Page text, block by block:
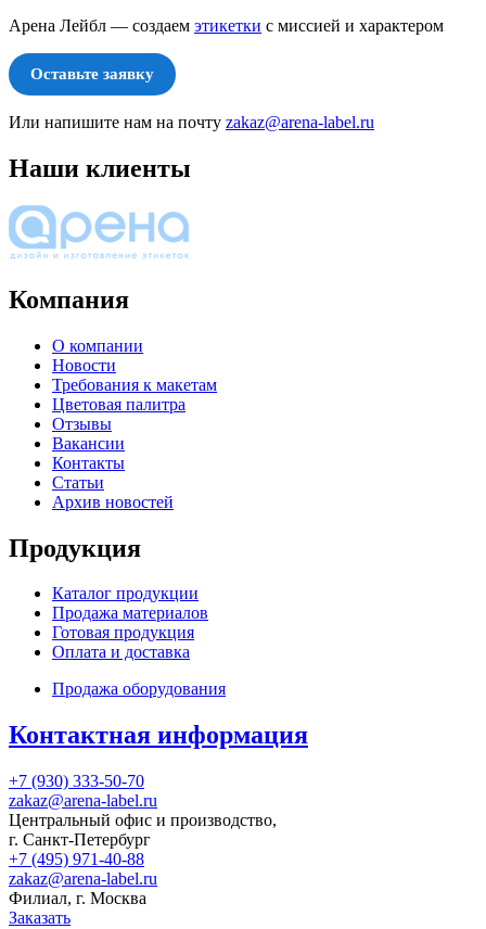
Арена Лейбл — создаем этикетки с миссией и характером
Оставьте заявку
Или напишите нам на почту zakaz@arena-label.ru
Наши клиенты
Компания
О компании
Новости
Требования к макетам
Цветовая палитра
Отзывы
Вакансии
Контакты
Статьи
Архив новостей
Продукция
Каталог продукции
Продажа материалов
Готовая продукция
Оплата и доставка
Продажа оборудования
Контактная информация
+7 (930) 333-50-70
zakaz@arena-label.ru
Центральный офис и производство,
г. Санкт-Петербург
+7 (495) 971-40-88
zakaz@arena-label.ru
Филиал, г. Москва
Заказать